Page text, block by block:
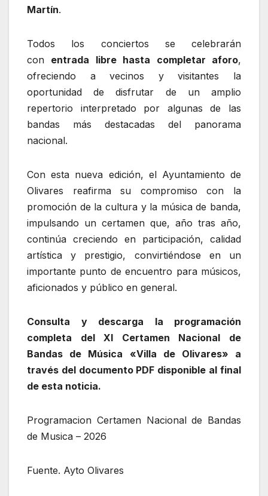
Martín.
Todos los conciertos se celebrarán
con entrada libre hasta completar aforo,
ofreciendo a vecinos y visitantes la
oportunidad de disfrutar de un amplio
repertorio interpretado por algunas de las
bandas más destacadas del panorama
nacional.
Con esta nueva edición, el Ayuntamiento de
Olivares reafirma su compromiso con la
promoción de la cultura y la música de banda,
impulsando un certamen que, año tras año,
continúa creciendo en participación, calidad
artística y prestigio, convirtiéndose en un
importante punto de encuentro para músicos,
aficionados y público en general.
Consulta y descarga la programación
completa del XI Certamen Nacional de
Bandas de Música «Villa de Olivares» a
través del documento PDF disponible al final
de esta noticia.
Programacion Certamen Nacional de Bandas
de Musica – 2026
Fuente. Ayto Olivares